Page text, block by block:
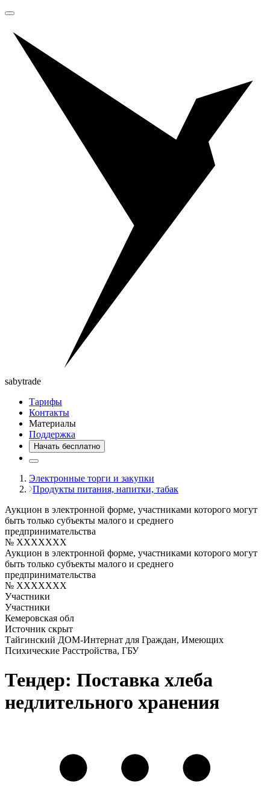
sabytrade
Тарифы
Контакты
Материалы
Поддержка
Начать бесплатно
Электронные торги и закупки
Продукты питания, напитки, табак
Аукцион в электронной форме, участниками которого могут
быть только субъекты малого и среднего
предпринимательства
№ XXXXXXX
Аукцион в электронной форме, участниками которого могут
быть только субъекты малого и среднего
предпринимательства
№ XXXXXXX
Участники
Участники
Кемеровская обл
Источник скрыт
Тайгинский ДОМ-Интернат для Граждан, Имеющих
Психические Расстройства, ГБУ
Тендер: Поставка хлеба
недлительного хранения